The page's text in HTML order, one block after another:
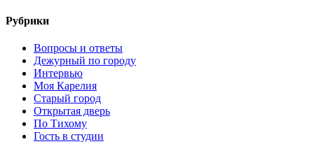
Рубрики
Вопросы и ответы
Дежурный по городу
Интервью
Моя Карелия
Старый город
Открытая дверь
По Тихому
Гость в студии